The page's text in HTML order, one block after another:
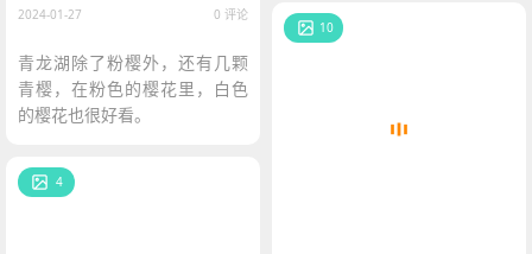
2024-01-27 0 评论
青龙湖除了粉樱外，还有几颗
青樱，在粉色的樱花里，白色
的樱花也很好看。
10
4